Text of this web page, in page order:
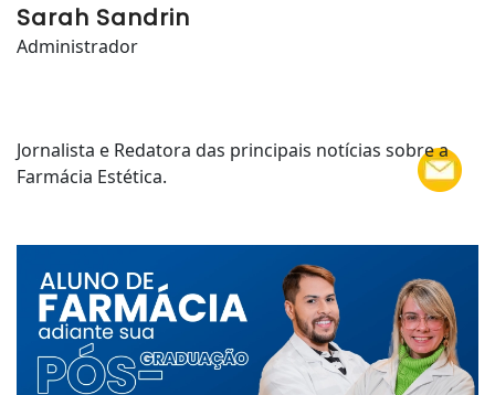
Sarah Sandrin
Administrador
Jornalista e Redatora das principais notícias sobre a
Farmácia Estética.